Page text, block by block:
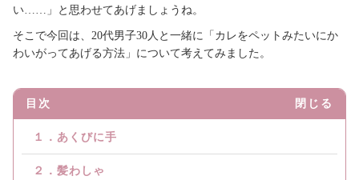
い……」と思わせてあげましょうね。
そこで今回は、20代男子30人と一緒に「カレをペットみたいにか
わいがってあげる方法」について考えてみました。
目次 閉じる
１．あくびに手
２．髪わしゃ